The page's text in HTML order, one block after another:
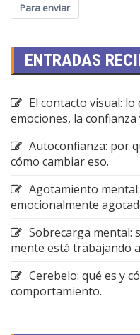
Para enviar
ENTRADAS
El contacto visual:
emociones, la
Autoconfianza: por
cómo cambiar eso.
Agotamiento
emocionalmente
Sobrecarga mental:
mente está trabajando
Cerebelo: qué es y
comportamiento.